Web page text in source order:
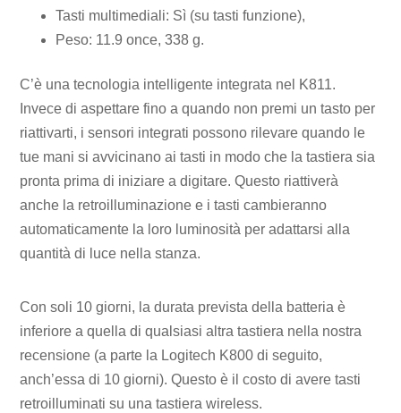
Tasti multimediali: Sì (su tasti funzione),
Peso: 11.9 once, 338 g.
C’è una tecnologia intelligente integrata nel K811.
Invece di aspettare fino a quando non premi un tasto per
riattivarti, i sensori integrati possono rilevare quando le
tue mani si avvicinano ai tasti in modo che la tastiera sia
pronta prima di iniziare a digitare. Questo riattiverà
anche la retroilluminazione e i tasti cambieranno
automaticamente la loro luminosità per adattarsi alla
quantità di luce nella stanza.
Con soli 10 giorni, la durata prevista della batteria è
inferiore a quella di qualsiasi altra tastiera nella nostra
recensione (a parte la Logitech K800 di seguito,
anch’essa di 10 giorni). Questo è il costo di avere tasti
retroilluminati su una tastiera wireless.